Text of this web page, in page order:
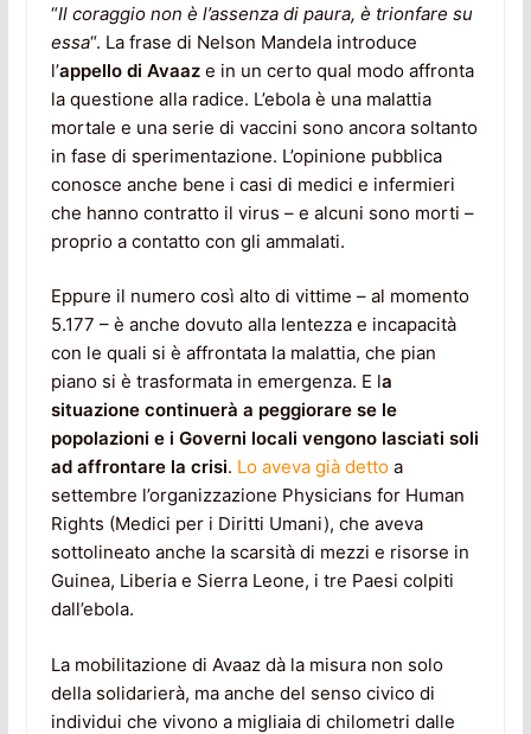
“Il coraggio non è l’assenza di paura, è trionfare su
essa“. La frase di Nelson Mandela introduce
l’appello di Avaaze in un certo qual modo affronta
la questione alla radice. L’ebola è una malattia
mortale e una serie di vaccini sono ancora soltanto
in fase di sperimentazione. L’opinione pubblica
conosce anche bene i casi di medici e infermieri
che hanno contratto il virus – e alcuni sono morti –
proprio a contatto con gli ammalati.
Eppure il numero così alto di vittime – al momento
5.177 – è anche dovuto alla lentezza e incapacità
con le quali si è affrontata la malattia, che pian
piano si è trasformata in emergenza. E la
situazione continuerà a peggiorare se le
popolazioni e i Governi locali vengono lasciati soli
ad affrontare la crisi. Lo aveva già dettoa
settembre l’organizzazione Physicians for Human
Rights (Medici per i Diritti Umani), che aveva
sottolineato anche la scarsità di mezzi e risorse in
Guinea, Liberia e Sierra Leone, i tre Paesi colpiti
dall’ebola.
La mobilitazione di Avaaz dà la misura non solo
della solidarierà, ma anche del senso civico di
individui che vivono a migliaia di chilometri dalle